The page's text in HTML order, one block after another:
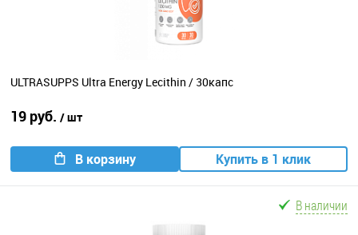
ULTRASUPPS Ultra Energy Lecithin / 30капс
19 руб. / шт
В корзину Купить в 1 клик
В наличии